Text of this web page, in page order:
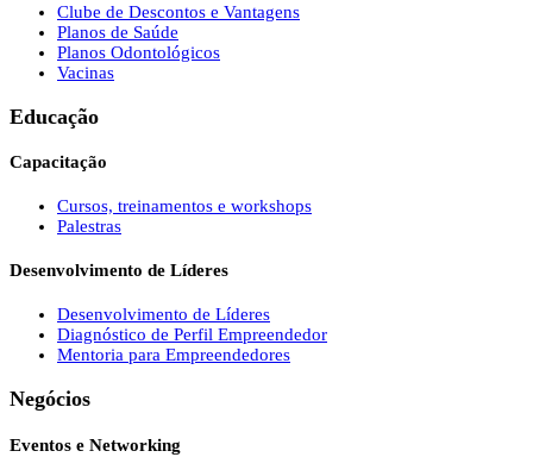
Clube de Descontos e Vantagens
Planos de Saúde
Planos Odontológicos
Vacinas
Educação
Capacitação
Cursos, treinamentos e workshops
Palestras
Desenvolvimento de Líderes
Desenvolvimento de Líderes
Diagnóstico de Perfil Empreendedor
Mentoria para Empreendedores
Negócios
Eventos e Networking